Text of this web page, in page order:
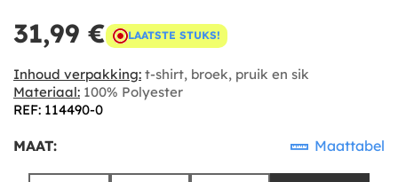
31,99 € LAATSTE STUKS!
Inhoud verpakking: t-shirt, broek, pruik en sik
Materiaal: 100% Polyester
REF: 114490-0
MAAT: Maattabel